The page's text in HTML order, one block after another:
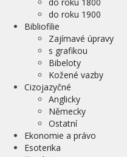
do roku 1900
Bibliofilie
Zajímavé úpravy
s grafikou
Bibeloty
Kožené vazby
Cizojazyčné
Anglicky
Německy
Ostatní
Ekonomie a právo
Esoterika